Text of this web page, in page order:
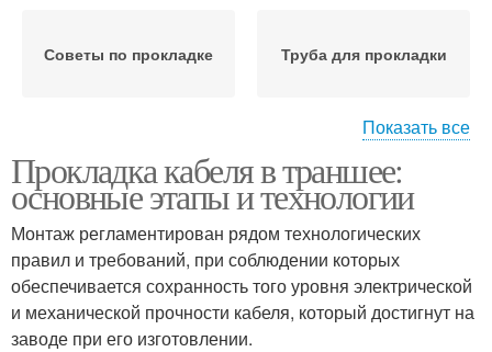
Советы по прокладке Труба для прокладки
Гофр для прокладки
прокладки
Показать все
Прокладка кабеля в траншее:
основные этапы и технологии
Монтаж регламентирован рядом технологических
правил и требований, при соблюдении которых
обеспечивается сохранность того уровня электрической
и механической прочности кабеля, который достигнут на
заводе при его изготовлении.